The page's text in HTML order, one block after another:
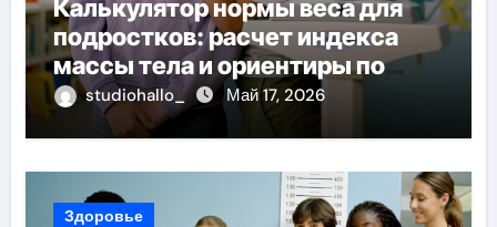
Калькулятор нормы веса для
подростков: расчет индекса
массы тела и ориентиры по
возрасту, росту и полу
studiohallo_ Май 17, 2026
Здоровье